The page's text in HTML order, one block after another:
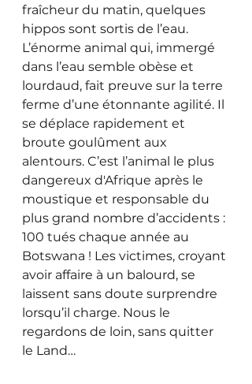
fraîcheur du matin, quelques
hippos sont sortis de l’eau.
L’énorme animal qui, immergé
dans l’eau semble obèse et
lourdaud, fait preuve sur la terre
ferme d’une étonnante agilité. Il
se déplace rapidement et
broute goulûment aux
alentours. C’est l’animal le plus
dangereux d'Afrique après le
moustique et responsable du
plus grand nombre d’accidents :
100 tués chaque année au
Botswana ! Les victimes, croyant
avoir affaire à un balourd, se
laissent sans doute surprendre
lorsqu’il charge. Nous le
regardons de loin, sans quitter
le Land…